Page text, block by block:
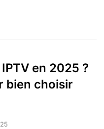
en 2025 ?
bien choisir